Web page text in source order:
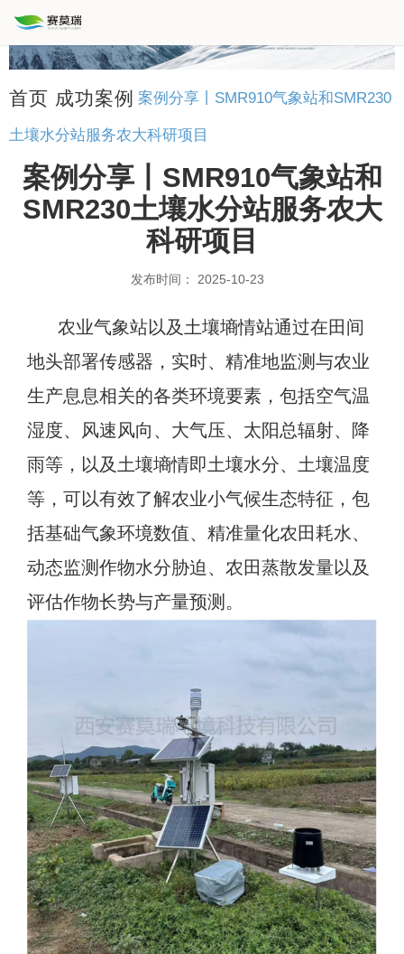
首页 成功案例 案例分享丨SMR910气象站和SMR230
土壤水分站服务农大科研项目
案例分享丨SMR910气象站和
SMR230土壤水分站服务农大
科研项目
发布时间： 2025-10-23
农业气象站以及土壤墒情站通过在田间
地头部署传感器，实时、精准地监测与农业
生产息息相关的各类环境要素，包括空气温
湿度、风速风向、大气压、太阳总辐射、降
雨等，以及土壤墒情即土壤水分、土壤温度
等，可以有效了解农业小气候生态特征，包
括基础气象环境数值、精准量化农田耗水、
动态监测作物水分胁迫、农田蒸散发量以及
评估作物长势与产量预测。